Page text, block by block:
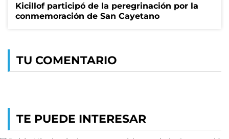
Kicillof participó de la peregrinación por la
conmemoración de San Cayetano
TU COMENTARIO
TE PUEDE INTERESAR